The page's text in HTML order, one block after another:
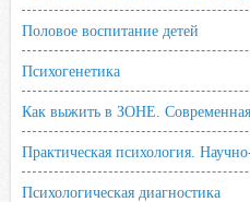
Половое воспитание детей
Психогенетика
Как выжить в ЗОНЕ. Современная
Практическая психология.
Психологическая диагностика